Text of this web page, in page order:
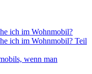
ich im Wohnmobil?
ich im Wohnmobil? Teil
wenn man